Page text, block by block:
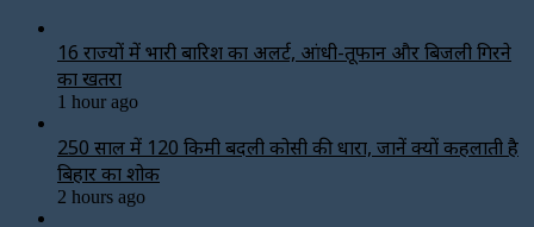
16 राज्यों में भारी बारिश का अलर्ट, आंधी-तूफान और बिजली गिरने
का खतरा
1 hour ago
250 साल में 120 किमी बदली कोसी की धारा, जानें क्यों कहलाती है
बिहार का शोक
2 hours ago